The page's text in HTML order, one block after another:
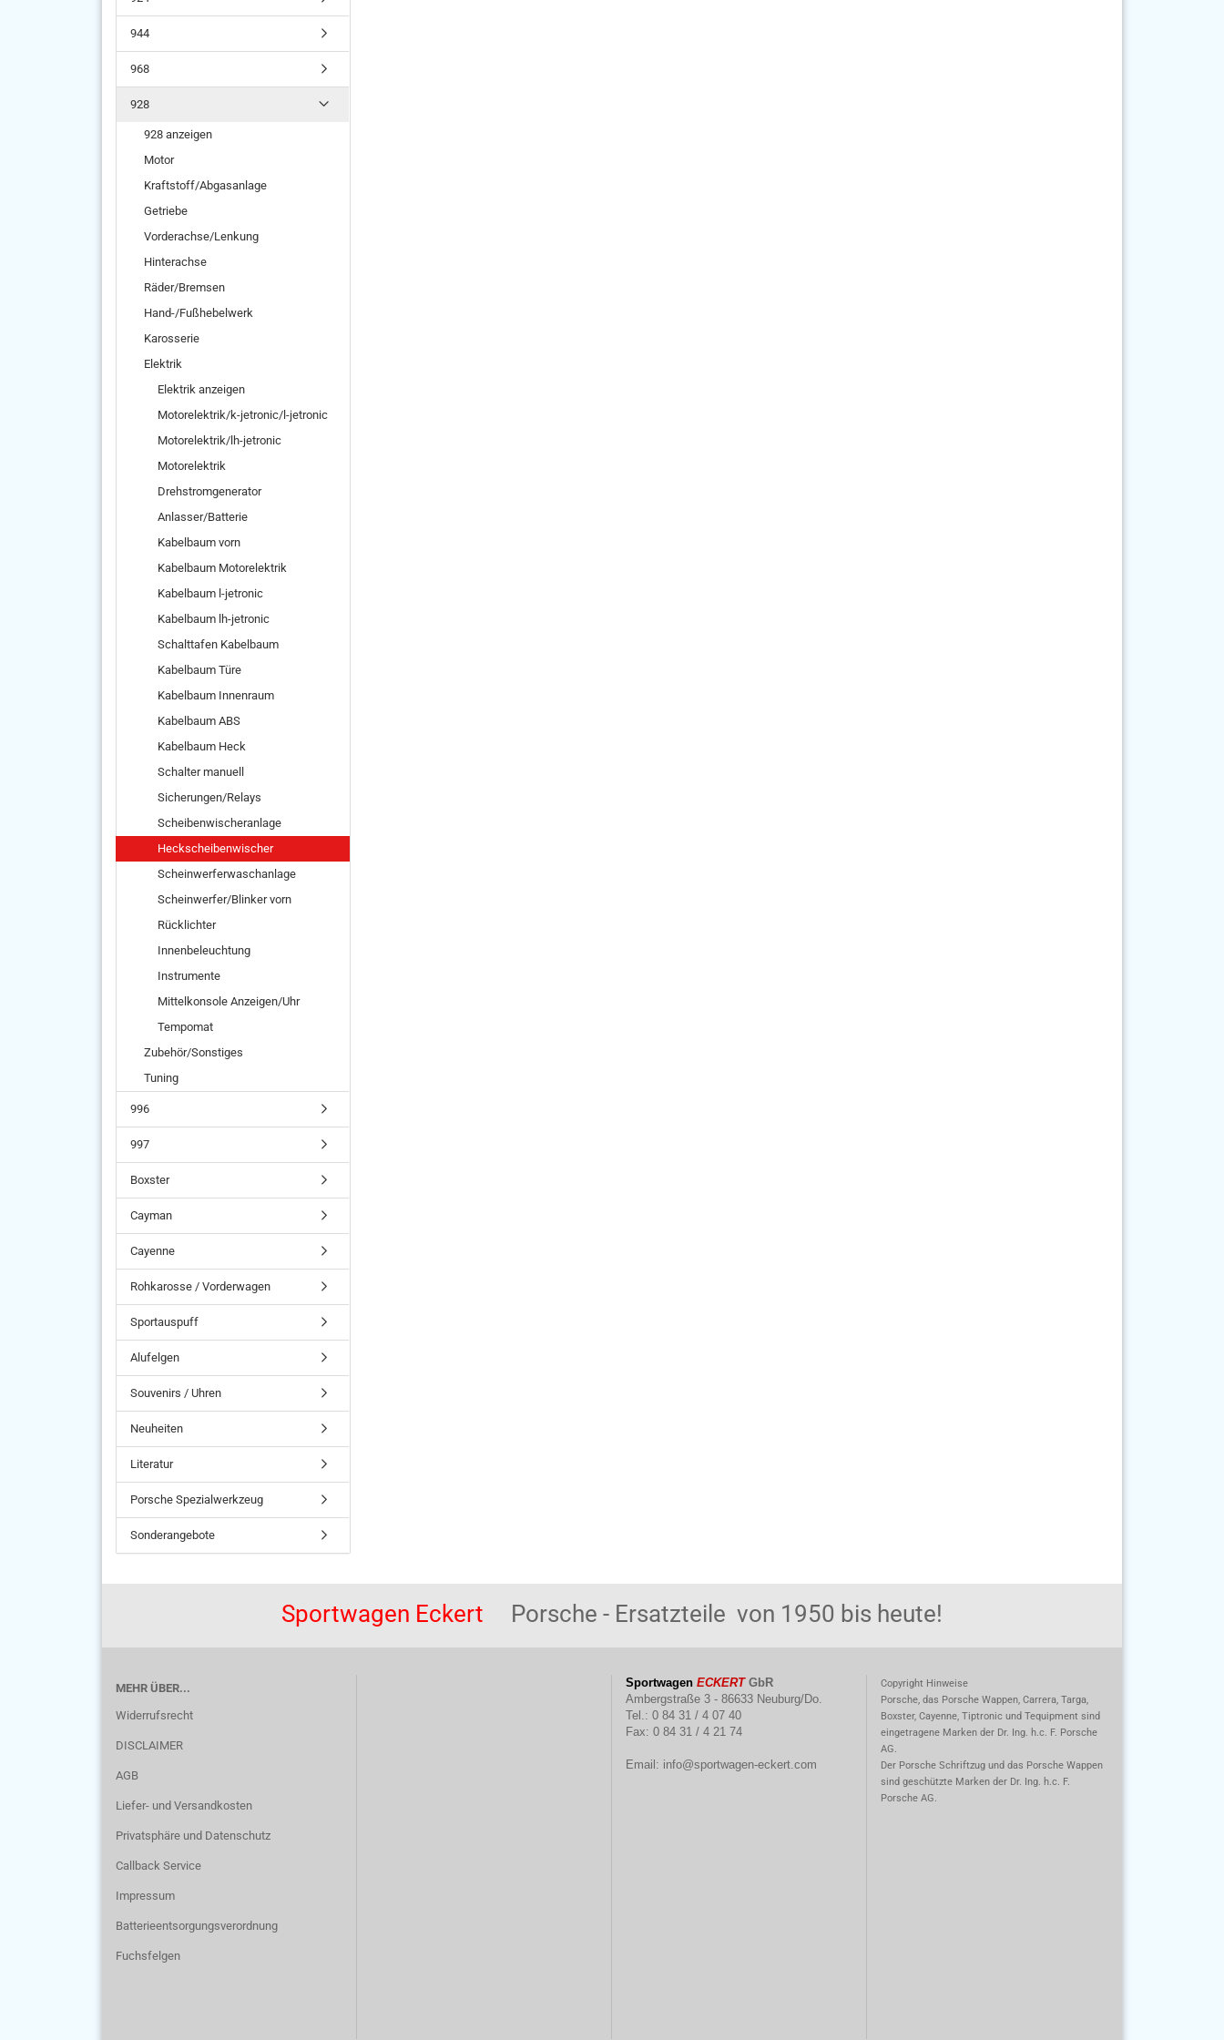
944
968
928
928 anzeigen
Motor
Kraftstoff/Abgasanlage
Getriebe
Vorderachse/Lenkung
Hinterachse
Räder/Bremsen
Hand-/Fußhebelwerk
Karosserie
Elektrik
Elektrik anzeigen
Motorelektrik/k-jetronic/l-jetronic
Motorelektrik/lh-jetronic
Motorelektrik
Drehstromgenerator
Anlasser/Batterie
Kabelbaum vorn
Kabelbaum Motorelektrik
Kabelbaum l-jetronic
Kabelbaum lh-jetronic
Schalttafen Kabelbaum
Kabelbaum Türe
Kabelbaum Innenraum
Kabelbaum ABS
Kabelbaum Heck
Schalter manuell
Sicherungen/Relays
Scheibenwischeranlage
Heckscheibenwischer
Scheinwerferwaschanlage
Scheinwerfer/Blinker vorn
Rücklichter
Innenbeleuchtung
Instrumente
Mittelkonsole Anzeigen/Uhr
Tempomat
Zubehör/Sonstiges
Tuning
996
997
Boxster
Cayman
Cayenne
Rohkarosse / Vorderwagen
Sportauspuff
Alufelgen
Souvenirs / Uhren
Neuheiten
Literatur
Porsche Spezialwerkzeug
Sonderangebote
Sportwagen Eckert Porsche - Ersatzteile von 1950 bis heute!
MEHR ÜBER...
Widerrufsrecht
DISCLAIMER
AGB
Liefer- und Versandkosten
Privatsphäre und Datenschutz
Callback Service
Impressum
Batterieentsorgungsverordnung
Fuchsfelgen
Sportwagen ECKERTGbR
Ambergstraße 3 - 86633 Neuburg/Do.
Tel.: 0 84 31 / 4 07 40
Fax: 0 84 31 / 4 21 74
Email: info@sportwagen-eckert.com
Copyright Hinweise
Porsche, das Porsche Wappen, Carrera, Targa,
Boxster, Cayenne, Tiptronic und Tequipment sind
eingetragene Marken der Dr. Ing. h.c. F. Porsche
AG.
Der Porsche Schriftzug und das Porsche Wappen
sind geschützte Marken der Dr. Ing. h.c. F.
Porsche AG.